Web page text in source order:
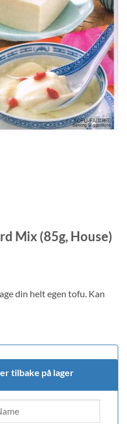
Mix (85g, House)
din helt egen tofu. Kan
tilbake på lager